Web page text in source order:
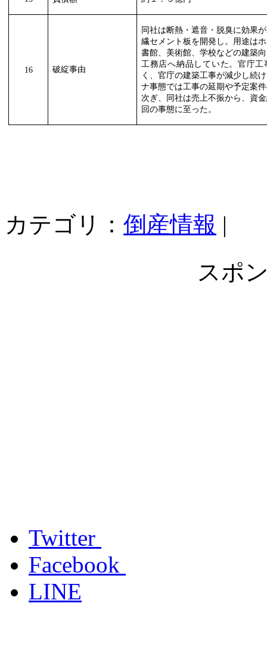
16 破綻事由
同社は断熱・遮音・脱臭に効果
繊セメント板を開発し。用途は
書館、美術館、学校などの建築
工務店へ納品していた。官庁工
く、官庁の建築工事が減少し続
ナ事態では工事の延期や予定案
次ぎ、同社は売上不振から、資
回の事態に至った。
カテゴリ： 倒産情報 |
スポ
Twitter
Facebook
LINE